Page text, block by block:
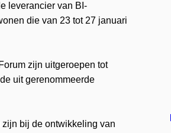
leverancier van BI-
die van 23 tot 27 januari
zijn uitgeroepen tot
uit gerenommeerde
bij de ontwikkeling van